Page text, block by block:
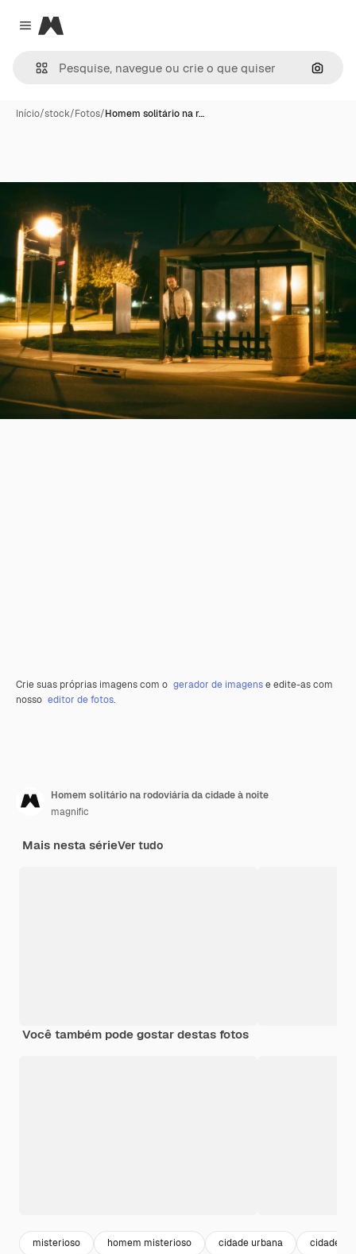
Close menu
Magnific
Início/stock/Fotos/Homem solitário na r…
Crie suas próprias imagens com o gerador de imagense edite-as com
nosso editor de fotos.
Homem solitário na rodoviária da cidade à noite
magnific
Mais nesta sérieVer tudo
Você também pode gostar destas fotos
misterioso homem misterioso cidade urbana cidade